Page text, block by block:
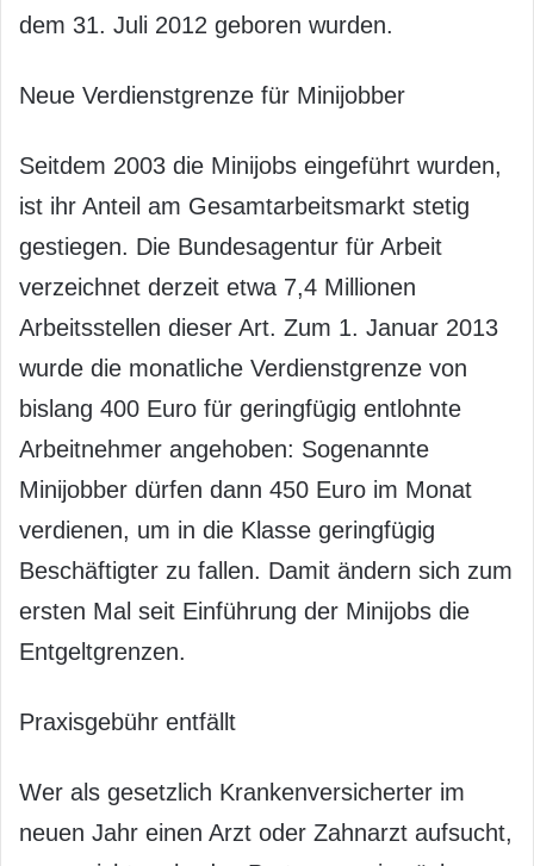
dem 31. Juli 2012 geboren wurden.
Neue Verdienstgrenze für Minijobber
Seitdem 2003 die Minijobs eingeführt wurden,
ist ihr Anteil am Gesamtarbeitsmarkt stetig
gestiegen. Die Bundesagentur für Arbeit
verzeichnet derzeit etwa 7,4 Millionen
Arbeitsstellen dieser Art. Zum 1. Januar 2013
wurde die monatliche Verdienstgrenze von
bislang 400 Euro für geringfügig entlohnte
Arbeitnehmer angehoben: Sogenannte
Minijobber dürfen dann 450 Euro im Monat
verdienen, um in die Klasse geringfügig
Beschäftigter zu fallen. Damit ändern sich zum
ersten Mal seit Einführung der Minijobs die
Entgeltgrenzen.
Praxisgebühr entfällt
Wer als gesetzlich Krankenversicherter im
neuen Jahr einen Arzt oder Zahnarzt aufsucht,